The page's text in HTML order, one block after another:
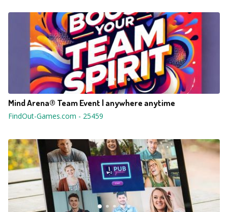
Mind Arena® Team Event | anywhere anytime
FindOut-Games.com - 25459